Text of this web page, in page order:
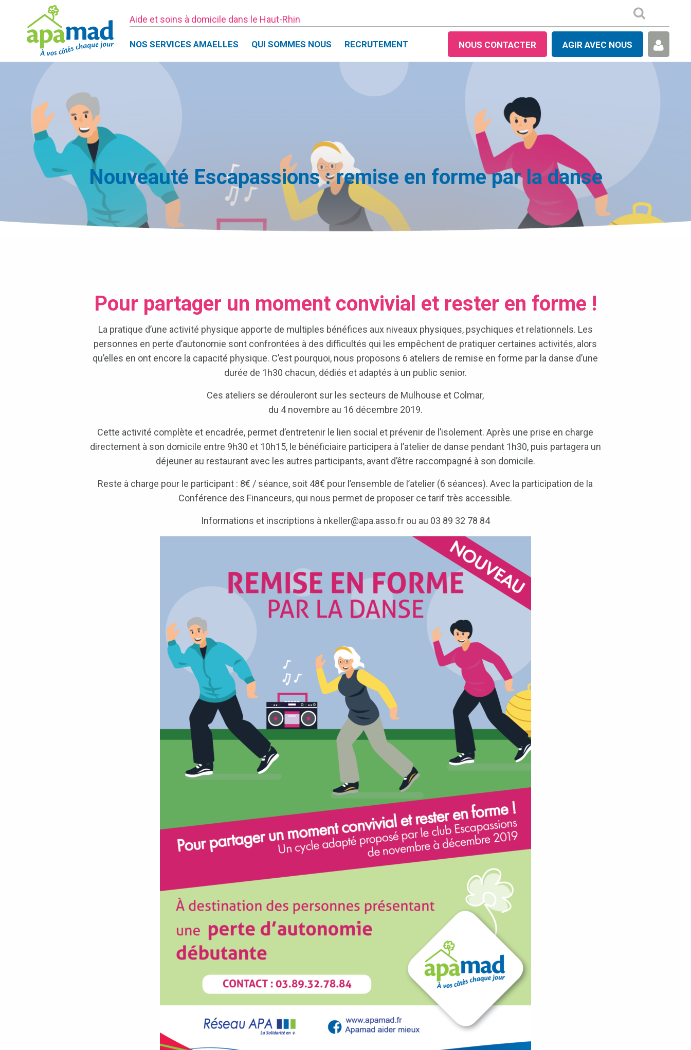
Aide et soins à domicile dans le Haut-Rhin
NOS SERVICES AMAELLES QUI SOMMES NOUS RECRUTEMENT NOUS CONTACTER AGIR AVEC NOUS
Nouveauté Escapassions : remise en forme par la danse
Pour partager un moment convivial et rester en forme !
La pratique d’une activité physique apporte de multiples bénéfices aux niveaux physiques, psychiques et relationnels. Les
personnes en perte d’autonomie sont confrontées à des difficultés qui les empêchent de pratiquer certaines activités, alors
qu’elles en ont encore la capacité physique. C’est pourquoi, nous proposons 6 ateliers de remise en forme par la danse d’une
durée de 1h30 chacun, dédiés et adaptés à un public senior.
Ces ateliers se dérouleront sur les secteurs de Mulhouse et Colmar,
du 4 novembre au 16 décembre 2019.
Cette activité complète et encadrée, permet d’entretenir le lien social et prévenir de l’isolement. Après une prise en charge
directement à son domicile entre 9h30 et 10h15, le bénéficiaire participera à l’atelier de danse pendant 1h30, puis partagera un
déjeuner au restaurant avec les autres participants, avant d’être raccompagné à son domicile.
Reste à charge pour le participant : 8€ / séance, soit 48€ pour l’ensemble de l’atelier (6 séances). Avec la participation de la
Conférence des Financeurs, qui nous permet de proposer ce tarif très accessible.
Informations et inscriptions à nkeller@apa.asso.fr ou au 03 89 32 78 84